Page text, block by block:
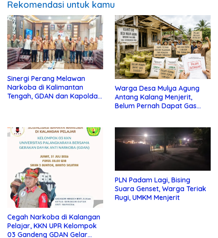
Rekomendasi untuk kamu
Sinergi Perang Melawan
Narkoba di Kalimantan
Tengah, GDAN dan Kapolda
Warga Desa Mulya Agung
Antang Kalang Menjerit,
Belum Pernah Dapat Gas
Cegah Narkoba di Kalangan
Pelajar, KKN UPR Kelompok
03 Gandeng GDAN Gelar
PLN Padam Lagi, Bising
Suara Genset, Warga Teriak
Rugi, UMKM Menjerit